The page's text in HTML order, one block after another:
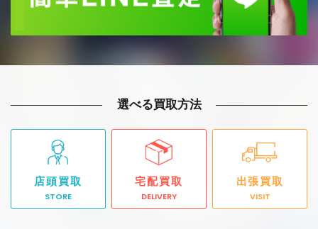
選べる買取方法
店頭買取
STORE
宅配買取
DELIVERY
出張買取
VISIT